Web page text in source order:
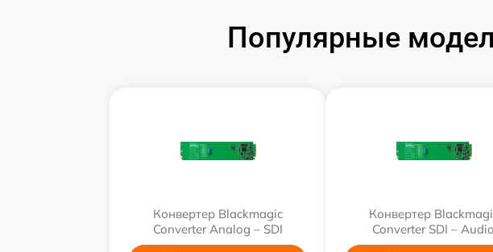
Популярные
Конвертер Blackmagic
Converter Analog – SDI
Конвертер
Converter SDI – Audio